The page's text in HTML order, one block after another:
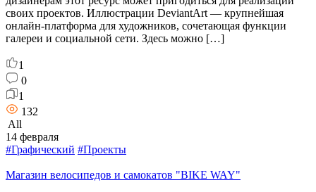
своих проектов. Иллюстрации DeviantArt — крупнейшая
онлайн-платформа для художников, сочетающая функции
галереи и социальной сети. Здесь можно […]
1
0
1
132
All
14 февраля
#Графический #Проекты
Магазин велосипедов и самокатов "BIKE WAY"